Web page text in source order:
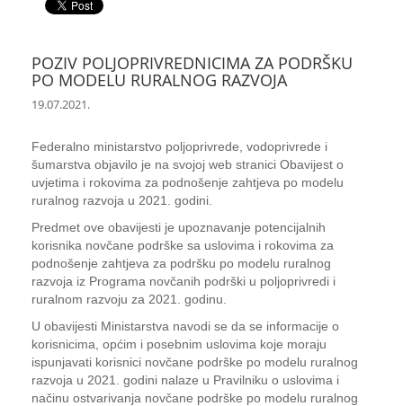
POZIV POLJOPRIVREDNICIMA ZA PODRŠKU
PO MODELU RURALNOG RAZVOJA
19.07.2021.
Federalno ministarstvo poljoprivrede, vodoprivrede i
šumarstva objavilo je na svojoj web stranici Obavijest o
uvjetima i rokovima za podnošenje zahtjeva po modelu
ruralnog razvoja u 2021. godini.
Predmet ove obavijesti je upoznavanje potencijalnih
korisnika novčane podrške sa uslovima i rokovima za
podnošenje zahtjeva za podršku po modelu ruralnog
razvoja iz Programa novčanih podrški u poljoprivredi i
ruralnom razvoju za 2021. godinu.
U obavijesti Ministarstva navodi se da se informacije o
korisnicima, općim i posebnim uslovima koje moraju
ispunjavati korisnici novčane podrške po modelu ruralnog
razvoja u 2021. godini nalaze u Pravilniku o uslovima i
načinu ostvarivanja novčane podrške po modelu ruralnog